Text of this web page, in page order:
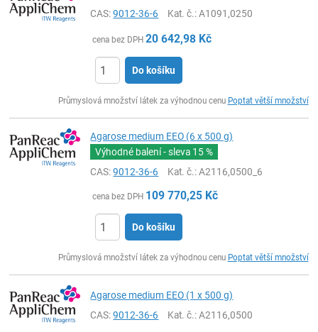
CAS:9012-36-6 Kat. č.: A1091,0250
cena bez DPH 20 642,98 Kč
Do košíku
Průmyslová množství látek za výhodnou cenu Poptat větší množství
Agarose medium EEO (6 x 500 g)
Výhodné balení - sleva 15 %
CAS:9012-36-6 Kat. č.: A2116,0500_6
cena bez DPH 109 770,25 Kč
Do košíku
Průmyslová množství látek za výhodnou cenu Poptat větší množství
Agarose medium EEO (1 x 500 g)
CAS:9012-36-6 Kat. č.: A2116,0500